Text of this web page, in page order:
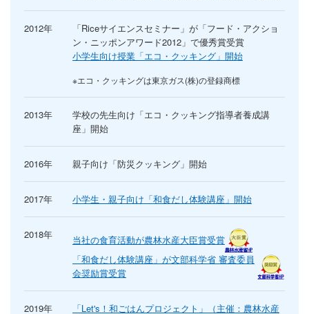
2012年
「Riceサイエンスセミナー」が「フード・アクショ
ン・ニッポンアワード2012」で優秀賞受賞
小学生向け授業「エコ・クッキング」開始
※エコ・クッキングは東京ガス(株)の登録商標
2013年
学校の先生向け「エコ・クッキング指導者養成講
座」開始
2016年 親子向け「防災クッキング」開始
2017年 小学生・親子向け「和食だし体験講座」開始
2018年
当社の食育活動が農林水産大臣賞受賞
「和食だし体験講座」が文部科学省 審査委員
会奨励賞受賞
2019年
「Let's！和ごはんプロジェクト」（主催：農林水産